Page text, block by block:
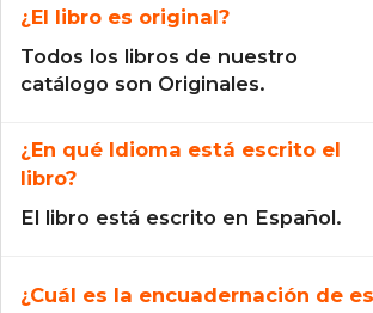
¿El libro es original?
Todos los libros de nuestro
catálogo son Originales.
¿En qué Idioma está escrito el
libro?
El libro está escrito en Español.
¿Cuál es la encuadernación de